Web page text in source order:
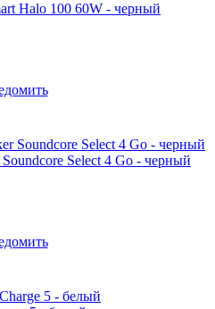
Halo 100 60W - черный
Select 4 Go - черный